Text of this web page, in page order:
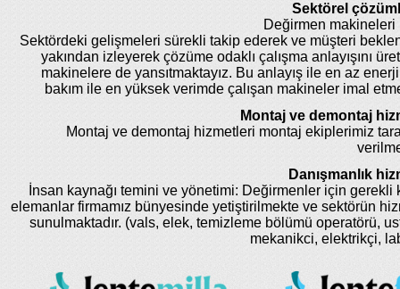
Sektörel
Değirmen makineleri
Sektördeki gelişmeleri sürekli takip ederek ve müşteri
yakından izleyerek çözüme odaklı çalışma anlayışını
makinelere de yansıtmaktayız. Bu anlayış ile en az
bakım ile en yüksek verimde çalışan makineler imal
Montaj ve demontaj
Montaj ve demontaj hizmetleri montaj ekiplerimiz
Danışmanlık
İnsan kaynağı temini ve yönetimi: Değirmenler için gerekli
elemanlar firmamız bünyesinde yetiştirilmekte ve sektörün
sunulmaktadır. (vals, elek, temizleme bölümü operatörü,
mekanikci, elektrikçi,